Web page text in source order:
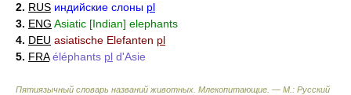
2. RUS индийские слоны pl
3. ENG Asiatic [Indian] elephants
4. DEU asiatische Elefanten pl
5. FRA éléphants pl d'Asie
Пятиязычный словарь названий животных. Млекопитающие. — М.: Русский